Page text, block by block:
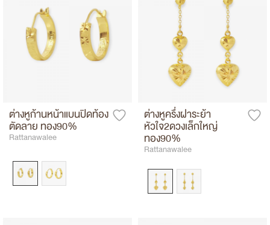
ต่างหูก้านหน้าแบนปิดท้อง
ตัดลาย ทอง90%
Rattanawalee
ต่างหูครึ่งฝาระย้า
หัวใจ2ดวงเล็กใหญ่
ทอง90%
Rattanawalee